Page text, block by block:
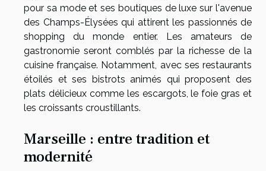
pour sa mode et ses boutiques de luxe sur l'avenue
des Champs-Élysées qui attirent les passionnés de
shopping du monde entier. Les amateurs de
gastronomie seront comblés par la richesse de la
cuisine française. Notamment, avec ses restaurants
étoilés et ses bistrots animés qui proposent des
plats délicieux comme les escargots, le foie gras et
les croissants croustillants.
Marseille : entre tradition et
modernité